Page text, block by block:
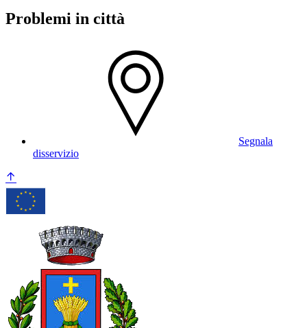
Problemi in città
Segnala
disservizio